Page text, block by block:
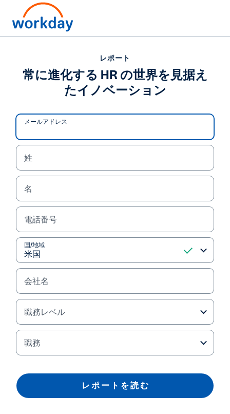
常に進化する HR の世界
を見据えたイノベーショ
ン
レ ポ ー ト を 読 む
資料ダウンロード・関連情報
レポート
常に進化する HR の世界を見据え
たイノベーション
メールアドレス
姓
名
電話番号
国/地域
会社名
職務レベル
職務
レ ポ ー ト を 読 む